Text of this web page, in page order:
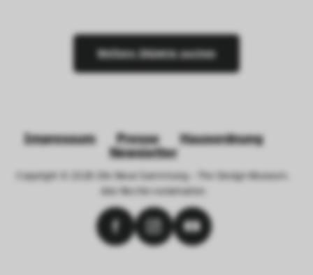
Weitere Objekte suchen
Impressum Presse
Hausordnung
Newsletter
Copyright © 2026 Die Neue Sammlung – The Design Museum.
Alle Rechte vorbehalten.